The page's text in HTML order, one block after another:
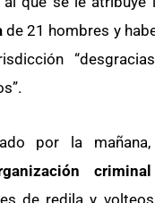
de 21 hombres y
por la